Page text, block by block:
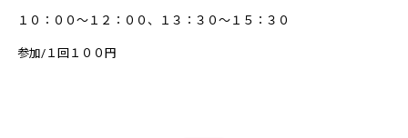
１０：００～１２：００、１３：３０～１５：３０
参加/１回１００円